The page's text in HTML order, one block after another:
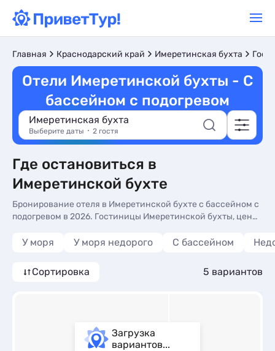
Главная Краснодарский край Имеретинская бухта
Отели Имеретинской бухты - С
бассейном с подогревом
Имеретинская бухта
Выберите даты 2 гостя
Где остановиться в
Имеретинской бухте
Бронирование отеля в Имеретинской бухте с бассейном с
подогревом в 2026. Гостиницы Имеретинской бухты, цены,
У моря У моря недорого С бассейном
Сортировка 5 вариантов
Загрузка
вариантов...